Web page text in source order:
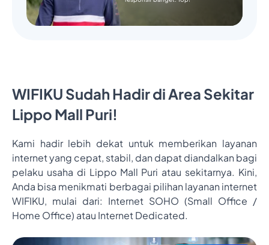
WIFIKU Sudah Hadir di Area Sekitar
Lippo Mall Puri!
Kami hadir lebih dekat untuk memberikan layanan
internet yang cepat, stabil, dan dapat diandalkan bagi
pelaku usaha di Lippo Mall Puri atau sekitarnya. Kini,
Anda bisa menikmati berbagai pilihan layanan internet
WIFIKU, mulai dari: Internet SOHO (Small Office /
Home Office) atau Internet Dedicated.